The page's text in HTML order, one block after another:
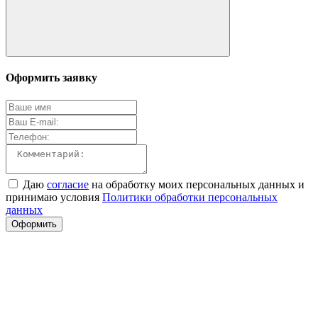
Оформить заявку
Даю согласие на обработку моих персональных данных и
принимаю условия Политики обработки персональных
данных
Оформить